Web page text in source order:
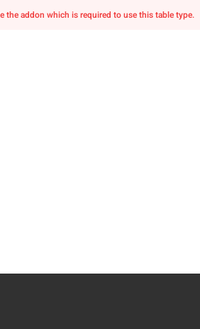
the addon which is required to use this table type.